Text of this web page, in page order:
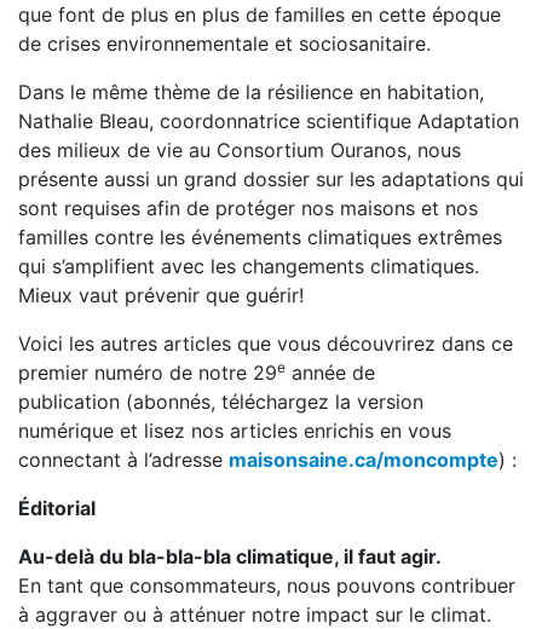
que font de plus en plus de familles en cette époque
de crises environnementale et sociosanitaire.
Dans le même thème de la résilience en habitation,
Nathalie Bleau, coordonnatrice scientifique Adaptation
des milieux de vie au Consortium Ouranos, nous
présente aussi un grand dossier sur les adaptations qui
sont requises afin de protéger nos maisons et nos
familles contre les événements climatiques extrêmes
qui s’amplifient avec les changements climatiques.
Mieux vaut prévenir que guérir!
Voici les autres articles que vous découvrirez dans ce
premier numéro de notre 29e année de
publication (abonnés, téléchargez la version
numérique et lisez nos articles enrichis en vous
connectant à l’adresse maisonsaine.ca/moncompte) :
Éditorial
Au-delà du bla-bla-bla climatique, il faut agir.
En tant que consommateurs, nous pouvons contribuer
à aggraver ou à atténuer notre impact sur le climat.